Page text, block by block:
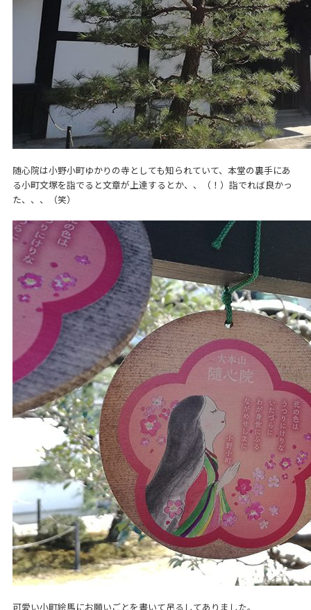
随心院は小野小町ゆかりの寺としても知られていて、本堂の裏手にあ
る小町文塚を詣でると文章が上達するとか、、（！）詣でれば良かっ
た、、、（笑）
可愛い小町絵馬にお願いごとを書いて吊るしてありました。